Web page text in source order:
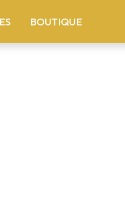
(current)BOUTIQUE